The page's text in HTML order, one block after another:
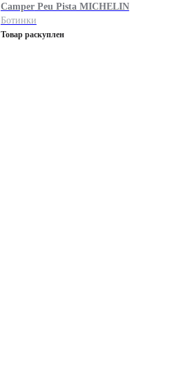
CamperPeu Pista MICHELIN
Ботинки
Товар раскуплен